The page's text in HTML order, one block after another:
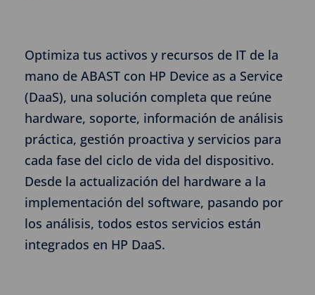
Optimiza tus activos y recursos de IT de la
mano de ABAST con HP Device as a Service
(DaaS), una solución completa que reúne
hardware, soporte, información de análisis
práctica, gestión proactiva y servicios para
cada fase del ciclo de vida del dispositivo.
Desde la actualización del hardware a la
implementación del software, pasando por
los análisis, todos estos servicios están
integrados en HP DaaS.